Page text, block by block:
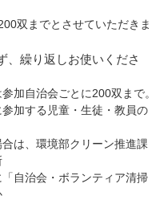
とさせていただきま
、繰り返しお使いくださ
会ごとに200双まで。
児童・生徒・教員の
は、環境部クリーン推進課
・ボランティア清掃